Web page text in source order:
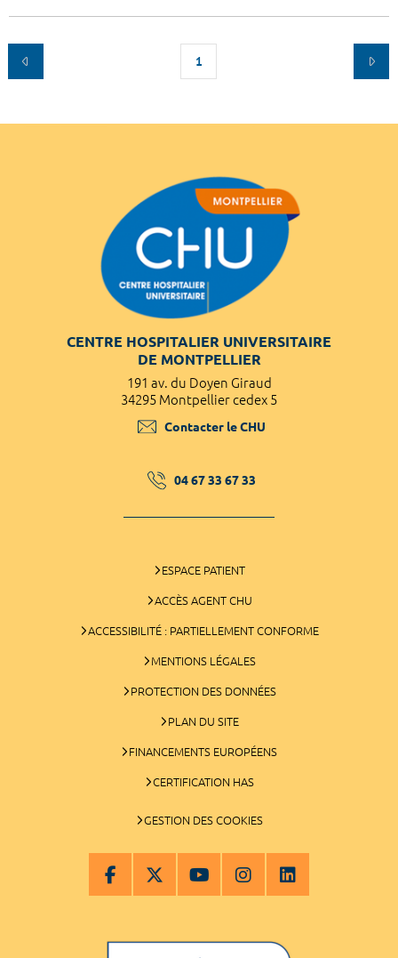
1
CENTRE HOSPITALIER UNIVERSITAIRE
DE MONTPELLIER
191 av. du Doyen Giraud
34295 Montpellier cedex 5
Contacter le CHU
04 67 33 67 33
ESPACE PATIENT
ACCÈS AGENT CHU
ACCESSIBILITÉ : PARTIELLEMENT CONFORME
MENTIONS LÉGALES
PROTECTION DES DONNÉES
PLAN DU SITE
FINANCEMENTS EUROPÉENS
CERTIFICATION HAS
GESTION DES COOKIES